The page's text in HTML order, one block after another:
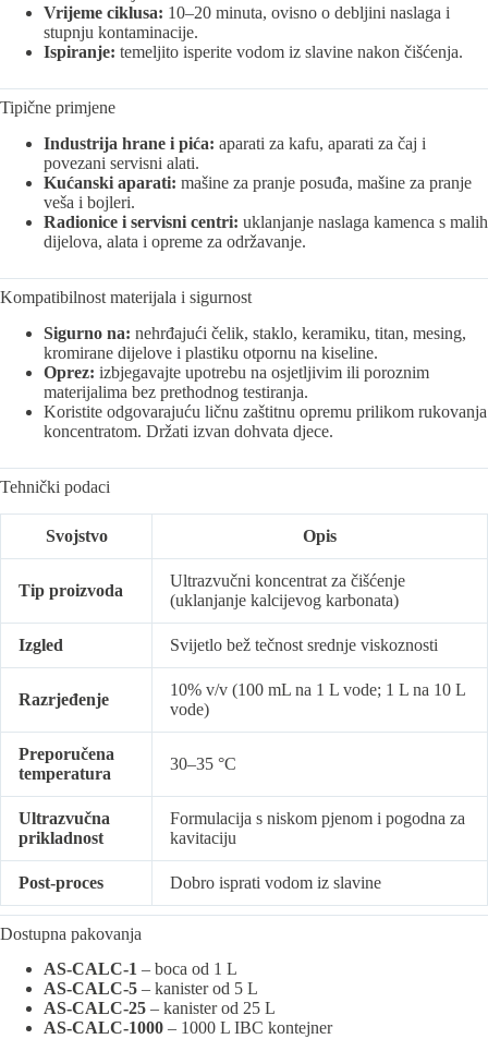
Vrijeme ciklusa: 10–20 minuta, ovisno o debljini naslaga i
stupnju kontaminacije.
Ispiranje: temeljito isperite vodom iz slavine nakon čišćenja.
Tipične primjene
Industrija hrane i pića: aparati za kafu, aparati za čaj i
povezani servisni alati.
Kućanski aparati: mašine za pranje posuđa, mašine za pranje
veša i bojleri.
Radionice i servisni centri: uklanjanje naslaga kamenca s malih
dijelova, alata i opreme za održavanje.
Kompatibilnost materijala i sigurnost
Sigurno na: nehrđajući čelik, staklo, keramiku, titan, mesing,
kromirane dijelove i plastiku otpornu na kiseline.
Oprez: izbjegavajte upotrebu na osjetljivim ili poroznim
materijalima bez prethodnog testiranja.
Koristite odgovarajuću ličnu zaštitnu opremu prilikom rukovanja
koncentratom. Držati izvan dohvata djece.
Tehnički podaci
Svojstvo Opis
Tip proizvoda
Ultrazvučni koncentrat za čišćenje
(uklanjanje kalcijevog karbonata)
Izgled Svijetlo bež tečnost srednje viskoznosti
Razrjeđenje
10% v/v (100 mL na 1 L vode; 1 L na 10 L
vode)
Preporučena
temperatura
30–35 °C
Ultrazvučna
prikladnost
Formulacija s niskom pjenom i pogodna za
kavitaciju
Post-proces Dobro isprati vodom iz slavine
Dostupna pakovanja
AS-CALC-1 – boca od 1 L
AS-CALC-5 – kanister od 5 L
AS-CALC-25 – kanister od 25 L
AS-CALC-1000 – 1000 L IBC kontejner